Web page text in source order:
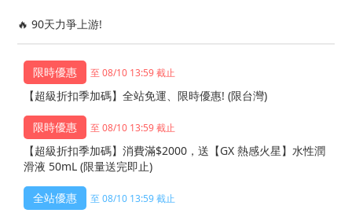
🔥 90天力爭上游!
至 08/10 13:59 截止
【超級折扣季加碼】全站免運、限時優惠! (限台灣)
至 08/10 13:59 截止
【超級折扣季加碼】消費滿$2000，送【GX 熱感火星】水性潤
滑液 50mL (限量送完即止)
至 08/10 13:59 截止